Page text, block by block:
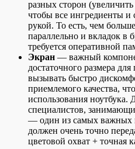
разных сторон
чтобы все ингредиенты
рукой. То есть, чем
параллельно и вкладок в
требуется оперативной
Экран — важный
достаточного размера
вызывать быстро
приемлемого качества,
использования ноутбука.
специалистов,
— один из самых важных
должен очень точно
цветовой охват + точная